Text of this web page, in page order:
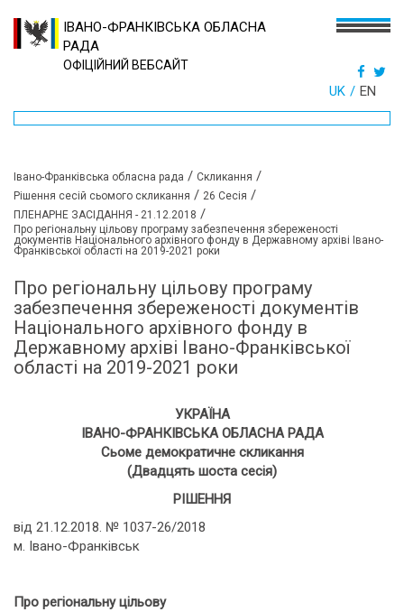
ІВАНО-ФРАНКІВСЬКА ОБЛАСНА
РАДА
ОФІЦІЙНИЙ ВЕБСАЙТ
UK EN
Івано-Франківська обласна рада / Скликання /
Рішення сесій сьомого скликання / 26 Сесія /
ПЛЕНАРНЕ ЗАСІДАННЯ - 21.12.2018 /
Про регіональну цільову програму забезпечення збереженості
документів Національного архівного фонду в Державному архіві Івано-
Франківської області на 2019-2021 роки
Про регіональну цільову програму
забезпечення збереженості документів
Національного архівного фонду в
Державному архіві Івано-Франківської
області на 2019-2021 роки
УКРАЇНА
ІВАНО-ФРАНКІВСЬКА ОБЛАСНА РАДА
Сьоме демократичне скликання
(Двадцять шоста сесія)
РІШЕННЯ
від 21.12.2018. № 1037-26/2018
м. Івано-Франківськ
Про регіональну цільову